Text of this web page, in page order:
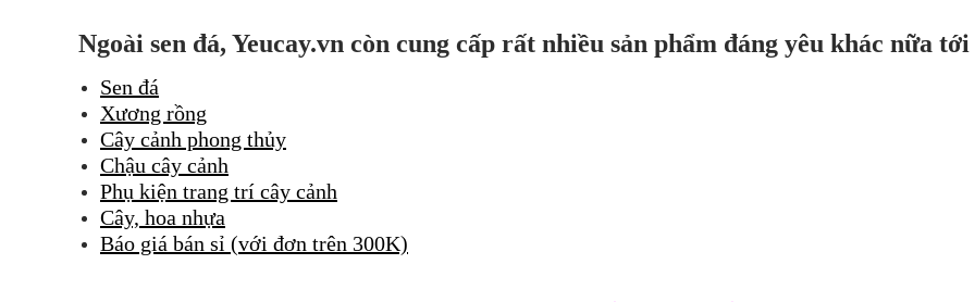
Ngoài sen đá, Yeucay.vn còn cung cấp rất nhiều sản phẩm đáng yêu khác nữa
Sen đá
Xương rồng
Cây cảnh phong thủy
Chậu cây cảnh
Phụ kiện trang trí cây cảnh
Cây, hoa nhựa
Báo giá bán sỉ (với đơn trên 300K)